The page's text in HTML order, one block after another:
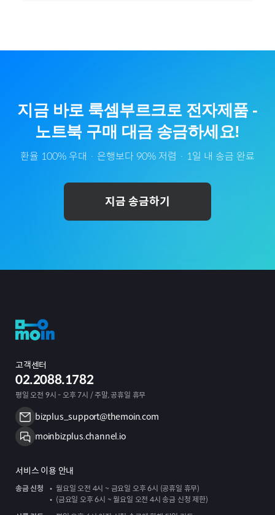
지금 바로 룩셈부르크로 전자제품-
노트북구매 대금 송금하세요!
환율 100% 우대 · 은행보다 90% 저렴 · 1일 내 송금 완료
지금 송금하기
고객센터
02.2088.1782
평일 오전 9시 - 오후 7시 / 주말, 공휴일 휴무
bizplus_support@themoin.com
moinbizplus.channel.io
서비스 이용 안내
송금 신청
월요일 오전 4시 ~ 금요일 오후 6시 (공휴일 휴무)
(금요일 오후 6시 ~ 월요일 오전 4시 송금 신청 제한)